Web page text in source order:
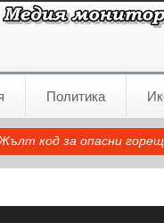
Политика
код за опасни